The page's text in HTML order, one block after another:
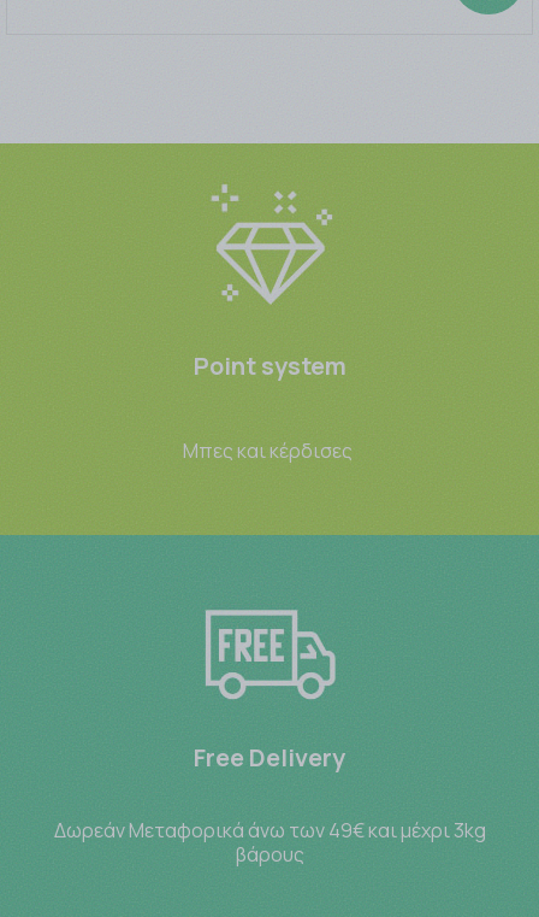
Point system
Μπες και κέρδισες
Free Delivery
Δωρεάν Μεταφορικά άνω των 49€ και μέχρι 3kg
βάρους